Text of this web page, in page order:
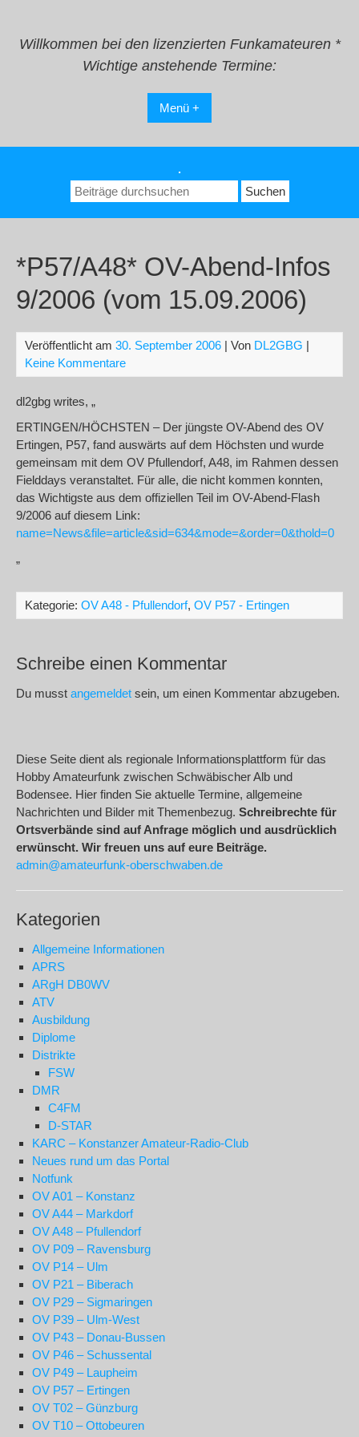
springenWillkommen bei den lizenzierten Funkamateuren *
Wichtige anstehende Termine:
Menü +
.
Suchen
nach:
*P57/A48* OV-Abend-Infos
9/2006 (vom 15.09.2006)
Veröffentlicht am 30. September 2006 | Von DL2GBG |
Keine Kommentare
dl2gbg writes, „
ERTINGEN/HÖCHSTEN – Der jüngste OV-Abend des OV
Ertingen, P57, fand auswärts auf dem Höchsten und wurde
gemeinsam mit dem OV Pfullendorf, A48, im Rahmen dessen
Fielddays veranstaltet. Für alle, die nicht kommen konnten,
das Wichtigste aus dem offiziellen Teil im OV-Abend-Flash
9/2006 auf diesem Link:
name=News&file=article&sid=634&mode=&order=0&thold=0
„
Kategorie: OV A48 - Pfullendorf, OV P57 - Ertingen
Schreibe einen Kommentar
Du musst angemeldet sein, um einen Kommentar abzugeben.
Diese Seite dient als regionale Informationsplattform für das
Hobby Amateurfunk zwischen Schwäbischer Alb und
Bodensee. Hier finden Sie aktuelle Termine, allgemeine
Nachrichten und Bilder mit Themenbezug. Schreibrechte für
Ortsverbände sind auf Anfrage möglich und ausdrücklich
erwünscht. Wir freuen uns auf eure Beiträge.
admin@amateurfunk-oberschwaben.de
Kategorien
Allgemeine Informationen
APRS
ARgH DB0WV
ATV
Ausbildung
Diplome
Distrikte
FSW
DMR
C4FM
D-STAR
KARC – Konstanzer Amateur-Radio-Club
Neues rund um das Portal
Notfunk
OV A01 – Konstanz
OV A44 – Markdorf
OV A48 – Pfullendorf
OV P09 – Ravensburg
OV P14 – Ulm
OV P21 – Biberach
OV P29 – Sigmaringen
OV P39 – Ulm-West
OV P43 – Donau-Bussen
OV P46 – Schussental
OV P49 – Laupheim
OV P57 – Ertingen
OV T02 – Günzburg
OV T10 – Ottobeuren